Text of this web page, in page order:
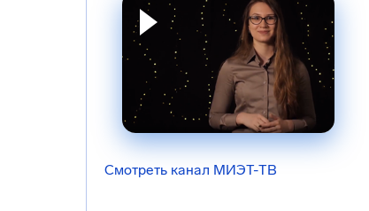
Смотреть канал МИЭТ-ТВ